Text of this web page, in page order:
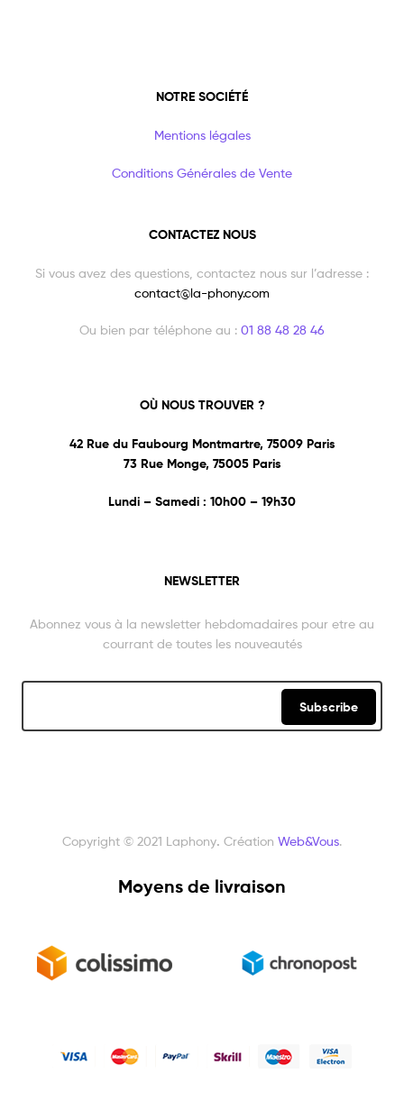
NOTRE SOCIÉTÉ
Mentions légales
Conditions Générales de Vente
CONTACTEZ NOUS
Si vous avez des questions, contactez nous sur l’adresse :
contact@la-phony.com
Ou bien par téléphone au : 01 88 48 28 46
OÙ NOUS TROUVER ?
42 Rue du Faubourg Montmartre, 75009 Paris
73 Rue Monge, 75005 Paris
Lundi – Samedi : 10h00 – 19h30
NEWSLETTER
Abonnez vous à la newsletter hebdomadaires pour etre au
courrant de toutes les nouveautés
Subscribe
Copyright © 2021 Laphony. Création Web&Vous.
Moyens de livraison